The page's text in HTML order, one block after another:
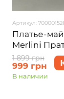
Артикул:
Платье-
Merlini
4XL-5XL
1 899 грн
999 грн
В наличии